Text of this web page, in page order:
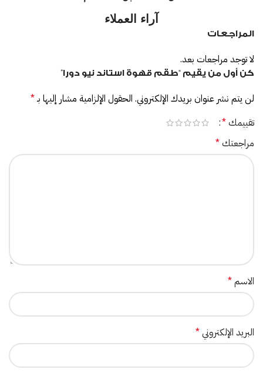
آراء العملاء
المراجعات
لا توجد مراجعات بعد.
كن أول من يقيم “طقم قهوة استاند نيو دورا”
لن يتم نشر عنوان بريدك الإلكتروني. الحقول الإلزامية مشار إليها بـ*
تقييمك*
مراجعتك*
الاسم*
البريد الإلكتروني*